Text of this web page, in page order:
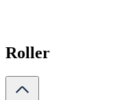
Roller